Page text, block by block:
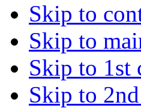
Skip to
Skip to
Skip to 1st
Skip to